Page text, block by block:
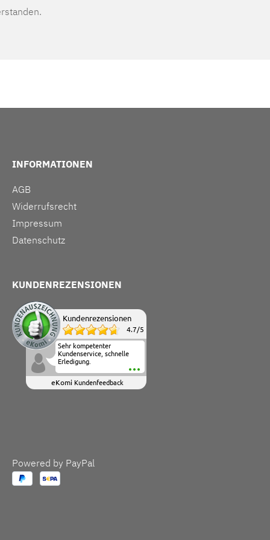
INFORMATIONEN
AGB
Widerrufsrecht
Impressum
Datenschutz
KUNDENREZENSIONEN
Kundenrezensionen
4.7/5
Sehr kompetenter
Kundenservice, schnelle
Erledigung.
eKomi Kundenfeedback
Powered by PayPal